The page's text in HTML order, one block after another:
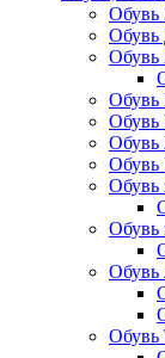
Обувь
Обувь
Обувь
Обувь
Обувь
Обувь
Обувь
Обувь
Обувь
Обувь